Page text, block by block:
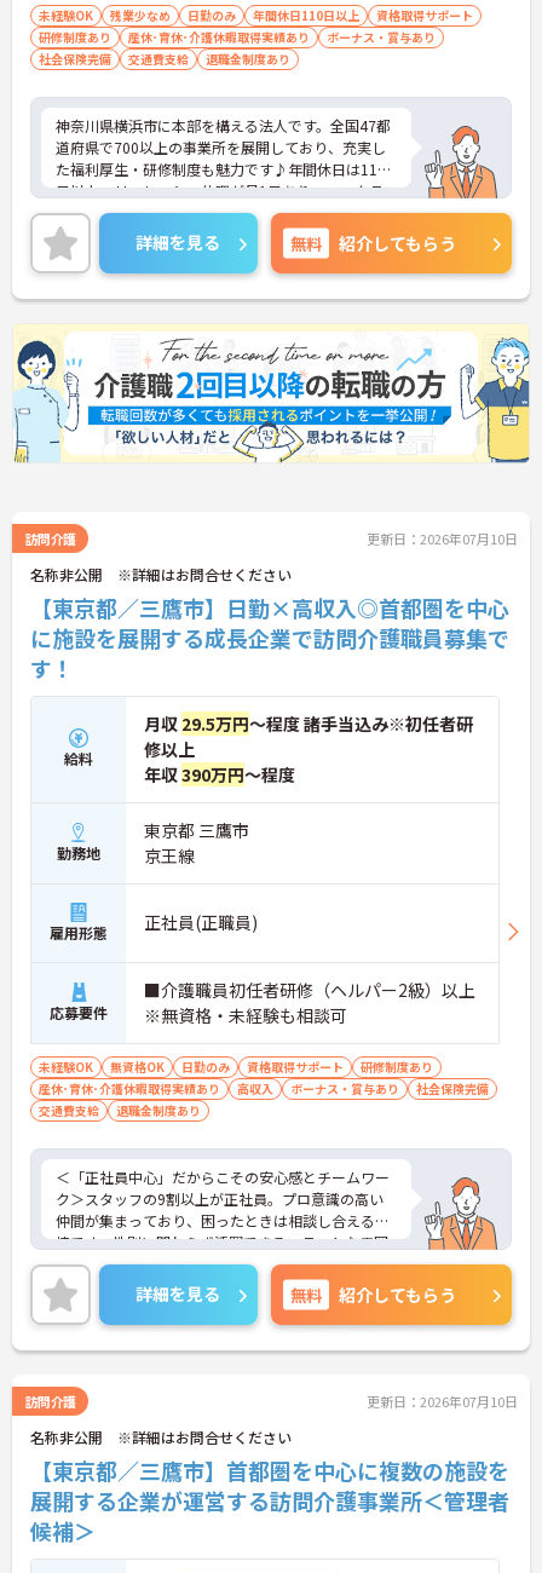
未経験OK 残業少なめ 日勤のみ 年間休日110日以上
資格取得サポート
研修制度あり
産休･育休･介護休暇取得実績あり
ボーナス・賞与あり
社会保険完備
交通費支給 退職金制度あり
神奈川県横浜市に本部を構える法人です。全国47都
道府県で700以上の事業所を展開しており、充実し
た福利厚生・研修制度も魅力です♪年間休日は110
日以上、リフレッシュ休暇が月1日あり、ワークラ
イフバランスを重視される方にもおすすめです。ご
興味のある方には、面接対策ポイントなど、さらに
詳細をお話しいたしますのでお気軽にご相談くださ
い！
詳細を見る 無料 紹介してもらう
訪問介護 更新日：2026年07月10日
名称非公開 ※詳細はお問合せください
【東京都／三鷹市】日勤×高収入◎首都圏を中心
に施設を展開する成長企業で訪問介護職員募集で
す！
給料
月収 29.5万円～程度 諸手当込み※初任者研
修以上
年収390万円～程度
勤務地
東京都 三鷹市
京王線
雇用形態 正社員(正職員)
応募要件
■介護職員初任者研修（ヘルパー2級）以上
※無資格・未経験も相談可
未経験OK 無資格OK 日勤のみ 資格取得サポート
研修制度あり
産休･育休･介護休暇取得実績あり
高収入 ボーナス・賞与あり
社会保険完備
交通費支給
退職金制度あり
＜「正社員中心」だからこその安心感とチームワー
ク＞スタッフの9割以上が正社員。プロ意識の高い
仲間が集まっており、困ったときは相談し合える環
境です。性別に関わらず活躍できるフラットな雰囲
気があります。
＜電動自転車でラクラク移動！身体への負担を軽減
＞会社から1人1台、専用の電動自転車が支給されま
す（一部例外あり）。お客様のご自宅への移動が快
適になるだけでなく、貸与された自転車での通勤も
合えます。
＜頑張りがしっかり給与に反映される仕組み＞「社
員を大事にする」をモットーに、業界トップクラス
の給与水準を目指しています。賞与は年2回あり、資
格手当や土日出勤手当も充実。キャリアパスも明確
で、管理者へのステップアップなど、頑張りに応じ
て収入もやりがいもアップします。
詳細を見る 無料 紹介してもらう
訪問介護 更新日：2026年07月10日
名称非公開 ※詳細はお問合せください
【東京都／三鷹市】首都圏を中心に複数の施設を
展開する企業が運営する訪問介護事業所＜管理者
候補＞